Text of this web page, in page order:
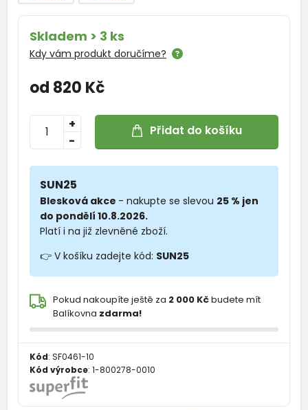
Skladem > 3 ks
Kdy vám produkt doručíme?
od 820 Kč
-
+ Přidat do košíku
SUN25
Blesková akce - nakupte se slevou 25 % jen
do pondělí 10.8.2026.
Platí i na již zlevněné zboží.
👉 V košíku zadejte kód: SUN25
Pokud nakoupíte ještě za 2 000 Kčbudete mít
Balíkovna zdarma!
Kód: SF0461-10
Kód výrobce: 1-800278-0010